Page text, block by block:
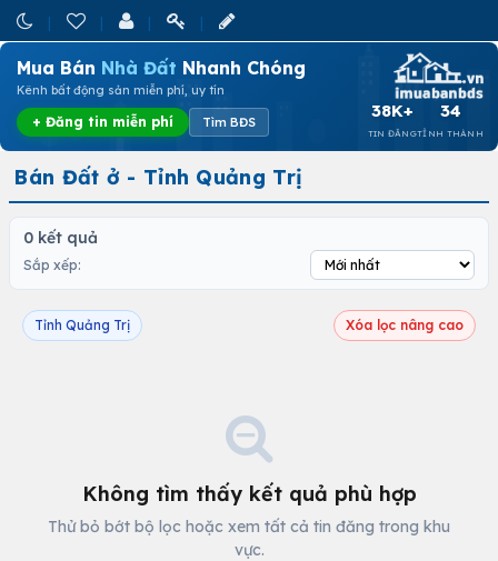
Mua Bán Nhà Đất Nhanh Chóng
Kênh bất động sản miễn phí, uy tín
+ Đăng tin miễn phí Tìm BĐS
38K+
TIN ĐĂNG
34
TỈNH THÀNH
Bán Đất ở - Tỉnh Quảng Trị
0 kết quả
Sắp xếp:
Tỉnh Quảng Trị Xóa lọc nâng cao
Không tìm thấy kết quả phù hợp
Thử bỏ bớt bộ lọc hoặc xem tất cả tin đăng trong khu
vực.